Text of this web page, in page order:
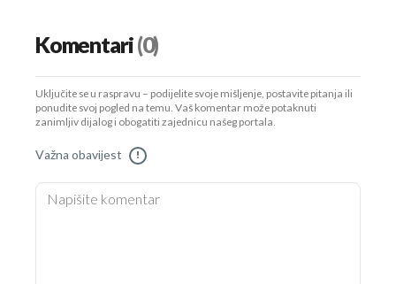
Komentari(0)
Uključite se u raspravu – podijelite svoje mišljenje, postavite pitanja ili
ponudite svoj pogled na temu. Vaš komentar može potaknuti
zanimljiv dijalog i obogatiti zajednicu našeg portala.
Važna obavijest !